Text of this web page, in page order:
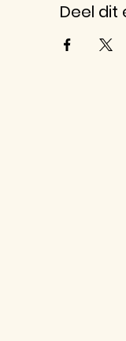
Deel dit